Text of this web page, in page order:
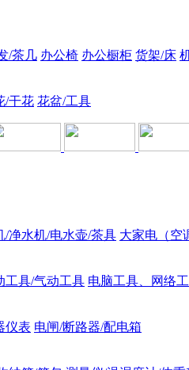
/茶几 办公椅 办公橱柜 货架/床
/干花 花盆/工具
/净水机/电水壶/茶具 大家电（空
工具/气动工具 电脑工具、网络
仪表 电闸/断路器/配电箱